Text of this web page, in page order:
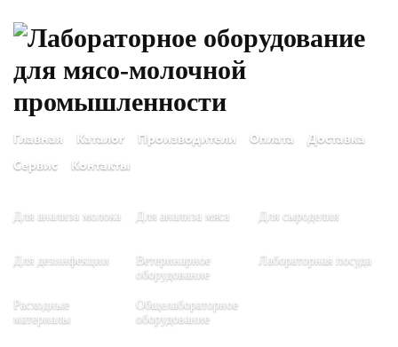
Главная Каталог Производители Оплата
Доставка
Сервис
Контакты
Для анализа молока Для анализа мяса Для сыроделия
Для дезинфекции
Ветеринарное
оборудование
Лабораторная посуда
Расходные
материалы
Общелабораторное
оборудование